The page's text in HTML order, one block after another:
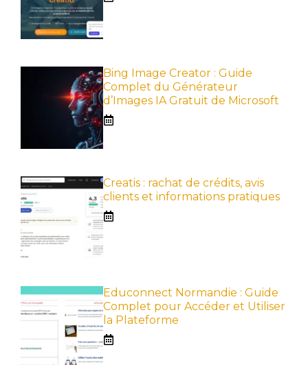
Bing Image Creator : Guide
Complet du Générateur
d’Images IA Gratuit de Microsoft
Creatis : rachat de crédits, avis
clients et informations pratiques
Educonnect Normandie : Guide
Complet pour Accéder et Utiliser
la Plateforme